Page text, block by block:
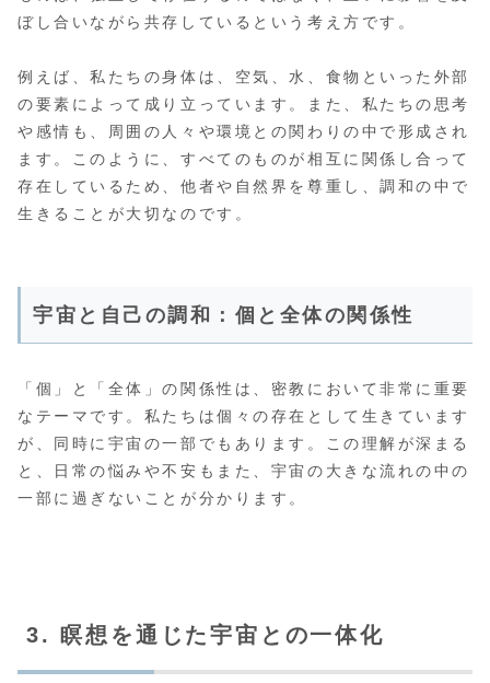
ぼし合いながら共存しているという考え方です。
例えば、私たちの身体は、空気、水、食物といった外部
の要素によって成り立っています。また、私たちの思考
や感情も、周囲の人々や環境との関わりの中で形成され
ます。このように、すべてのものが相互に関係し合って
存在しているため、他者や自然界を尊重し、調和の中で
生きることが大切なのです。
宇宙と自己の調和：個と全体の関係性
「個」と「全体」の関係性は、密教において非常に重要
なテーマです。私たちは個々の存在として生きています
が、同時に宇宙の一部でもあります。この理解が深まる
と、日常の悩みや不安もまた、宇宙の大きな流れの中の
一部に過ぎないことが分かります。
3. 瞑想を通じた宇宙との一体化